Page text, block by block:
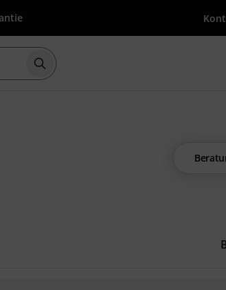
Suche mit Suchwort {searchTerm}